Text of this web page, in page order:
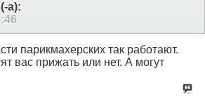
а):
парикмахерских так работают.
вас прижать или нет. А могут